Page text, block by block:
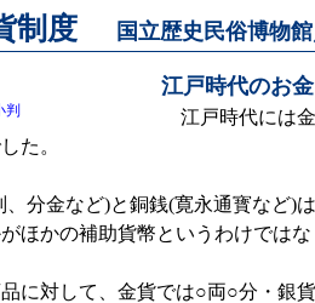
制度 国立歴史民俗博物
判
江戸時代のお金
江戸時代には金
た。
分金など)と銅銭(寛永通寳など)
ほかの補助貨幣というわけでは
に対して、金貨では○両○分・銀